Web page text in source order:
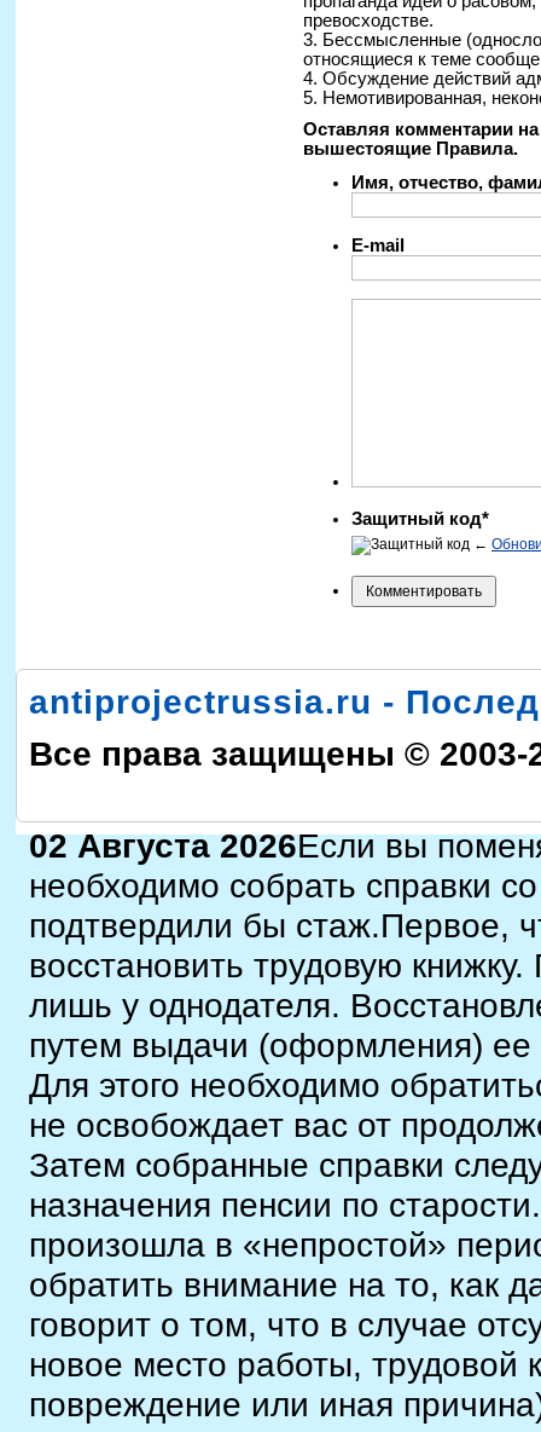
превосходстве.
3. Бессмысленные
относящиеся к теме
4. Обсуждение действий
5. Немотивированная,
Оставляя комментарии
вышестоящие Правила.
Имя, отчество,
E-mail
Защитный код*
←
antiprojectrussia.ru -
Все права защищены © 2003-
02 Августа 2026Если вы
необходимо собрать справки
подтвердили бы стаж.Первое,
восстановить трудовую
лишь у однодателя.
путем выдачи (оформления) ее
Для этого необходимо
не освобождает вас от
Затем собранные справки
назначения пенсии по
произошла в «непростой»
обратить внимание на то, как
говорит о том, что в случае
новое место работы, трудовой
повреждение или иная